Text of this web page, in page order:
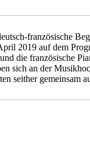
französische
2019 auf dem
die französische
sich an der
seither gemeinsam